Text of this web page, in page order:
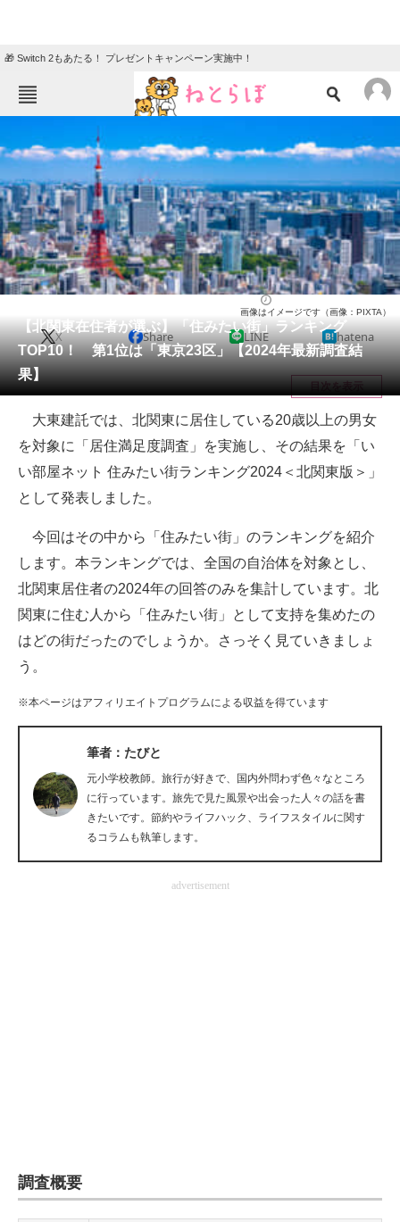
🎁 Switch 2もあたる！ プレゼントキャンペーン実施中！
TOP ニュース
エンタメ クイズ
グルメ 地域
住まい 教育・育児
動物 リサーチ
会員記事
メディア
注目記事を集めた総合ページ
ITの今と未来を見通す
スマホと通信の最新トレンド
好きが集まる 比べて選べる
ビジネスと働き方のヒント
経営リーダーのコミュニティ
マーケ×ITの今がよく分かる
ITエンジニア向け専門サイト
企業向けIT製品の総合サイト
IT製品の技術・比較・事例
【北関東在住者が選ぶ】「住みたい街」ランキング
TOP10！ 第1位は「東京23区」【2024年最新調査結
果】
画像はイメージです（画像：PIXTA）
X Share LINE hatena
目次を表示
大東建託では、北関東に居住している20歳以上の男女
を対象に「居住満足度調査」を実施し、その結果を「い
い部屋ネット 住みたい街ランキング2024＜北関東版＞」
として発表しました。
今回はその中から「住みたい街」のランキングを紹介
します。本ランキングでは、全国の自治体を対象とし、
北関東居住者の2024年の回答のみを集計しています。北
関東に住む人から「住みたい街」として支持を集めたの
はどの街だったのでしょうか。さっそく見ていきましょ
う。
※本ページはアフィリエイトプログラムによる収益を得ています
筆者：たびと
元小学校教師。旅行が好きで、国内外問わず色々なところ
に行っています。旅先で見た風景や出会った人々の話を書
きたいです。節約やライフハック、ライフスタイルに関す
るコラムも執筆します。
advertisement
調査概要